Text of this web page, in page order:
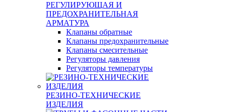
РЕГУЛИРУЮЩАЯ И
ПРЕДОХРАНИТЕЛЬНАЯ
АРМАТУРА
Клапаны обратные
Клапаны предохранительные
Клапаны смесительные
Регуляторы давления
Регуляторы температуры
РЕЗИНО-ТЕХНИЧЕСКИЕ
ИЗДЕЛИЯ